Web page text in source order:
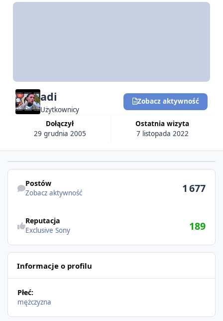
adi
Użytkownicy
Dołączył
29 grudnia 2005
Ostatnia wizyta
7 listopada 2022
Zobacz aktywność
Postów
Zobacz aktywność 1 677
Reputacja
Exclusive Sony 189
Informacje o profilu
Płeć:
mężczyzna